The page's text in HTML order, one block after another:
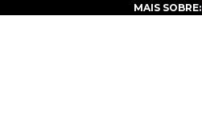
MAIS SOBRE: